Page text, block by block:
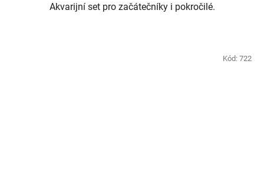
Akvarijní set pro začátečníky i pokročilé.
Kód: 722